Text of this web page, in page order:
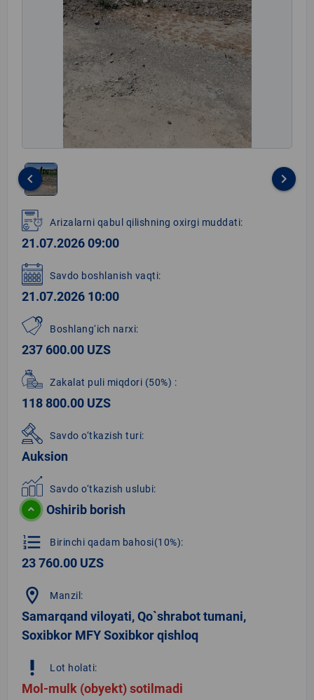
1
of
1
keyboard_arrow_left keyboard_arrow_right
Arizalarni qabul qilishning oxirgi muddati:
21.07.2026 09:00
Savdo boshlanish vaqti:
21.07.2026 10:00
Boshlang‘ich narxi:
237 600.00 UZS
Zakalat puli miqdori (50%) :
118 800.00 UZS
Savdo o‘tkazish turi:
Auksion
Savdo o‘tkazish uslubi:
Oshirib borish
format_list_numbered Birinchi qadam bahosi(10%):
23 760.00 UZS
location_on Manzil:
Samarqand viloyati, Qo`shrabot tumani,
Soxibkor MFY Soxibkor qishloq
priority_high Lot holati:
Mol-mulk (obyekt) sotilmadi